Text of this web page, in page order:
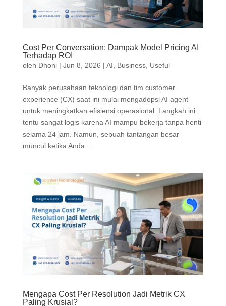
Cost Per Conversation: Dampak Model Pricing AI
Terhadap ROI
oleh Dhoni| Jun 8, 2026 | AI, Business, Useful
Banyak perusahaan teknologi dan tim customer
experience (CX) saat ini mulai mengadopsi AI agent
untuk meningkatkan efisiensi operasional. Langkah ini
tentu sangat logis karena AI mampu bekerja tanpa henti
selama 24 jam. Namun, sebuah tantangan besar
muncul ketika Anda...
Mengapa Cost Per Resolution Jadi Metrik CX
Paling Krusial?